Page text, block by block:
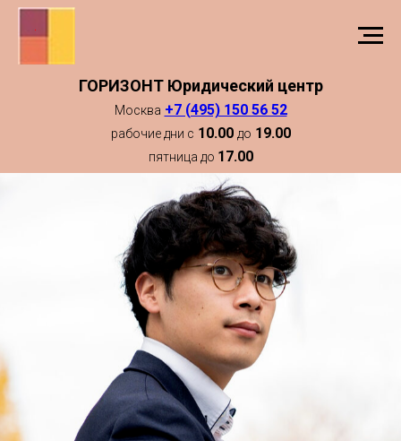
ГОРИЗОНТ Юридический центр
Москва +7 (495) 150 56 52
рабочие дни с 10.00 до 19.00
пятница до 17.00